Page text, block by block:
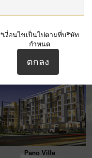
Z-2
ลาดพร้าว ซอย 5
Pano Ville
*เงื่อนไขเป็นไปตามที่บริษัท
กำหนด